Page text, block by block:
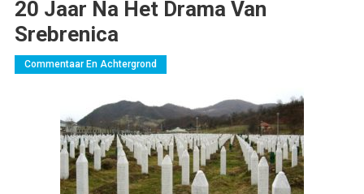
20 Jaar Na Het Drama Van
Srebrenica
Commentaar En Achtergrond